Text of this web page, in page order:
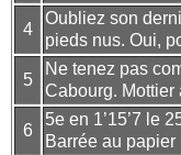
4
Oubliez son
pieds nus. Oui,
5
Ne tenez pas
Cabourg. Mottier
6
5e en 1’15’7 le
Barrée au